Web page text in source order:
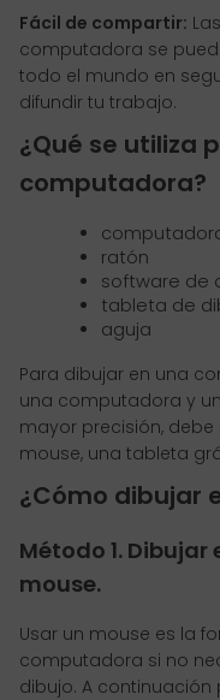
Fácil de compartir:
computadora se
todo el mundo en
difundir tu trabajo.
¿Qué se utiliza
computadora?
ratón
software de
tableta de
aguja
Para dibujar en una
una computadora y
mayor precisión,
mouse, una tableta
¿Cómo dibujar
Método 1.
mouse.
Usar un mouse es la
computadora si no
dibujo. A